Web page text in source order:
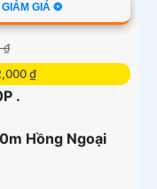
GIÁ ❂
₫
₫
.
Hồng Ngoại